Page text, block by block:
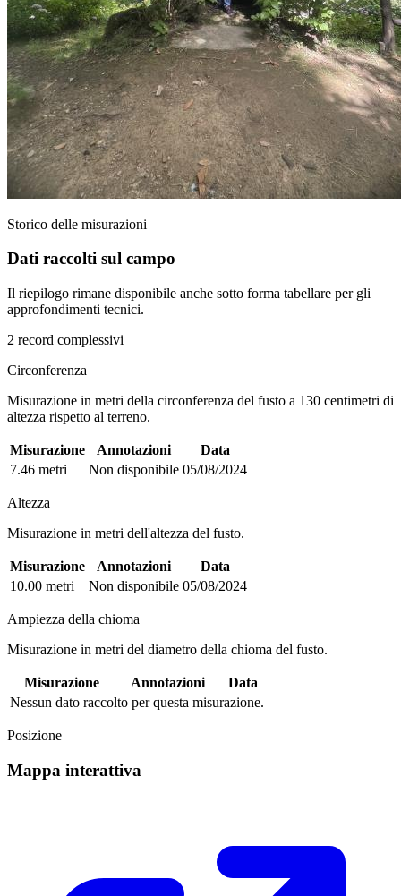
Storico delle misurazioni
Dati raccolti sul campo
Il riepilogo rimane disponibile anche sotto forma tabellare per gli
approfondimenti tecnici.
2 record complessivi
Circonferenza
Misurazione in metri della circonferenza del fusto a 130 centimetri di
altezza rispetto al terreno.
Misurazione Annotazioni
Data
7.46 metri
Non disponibile 05/08/2024
Altezza
Misurazione in metri dell'altezza del fusto.
Misurazione Annotazioni
Data
10.00 metri
Non disponibile 05/08/2024
Ampiezza della chioma
Misurazione in metri del diametro della chioma del fusto.
Misurazione Annotazioni
Data
Nessun dato raccolto per questa misurazione.
Posizione
Mappa interattiva